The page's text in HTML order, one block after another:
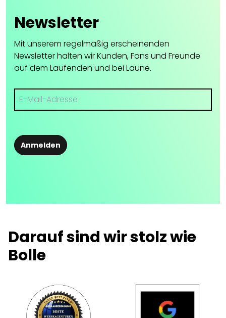
Newsletter
Mit unserem regelmäßig erscheinenden
Newsletter halten wir Kunden, Fans und Freunde
auf dem Laufenden und bei Laune.
Anmelden
Darauf sind wir stolz wie
Bolle